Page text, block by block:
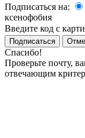
Подписаться на:
ксенофобия
Введите код с
Подписаться
Спасибо!
Проверьте почту,
отвечающим